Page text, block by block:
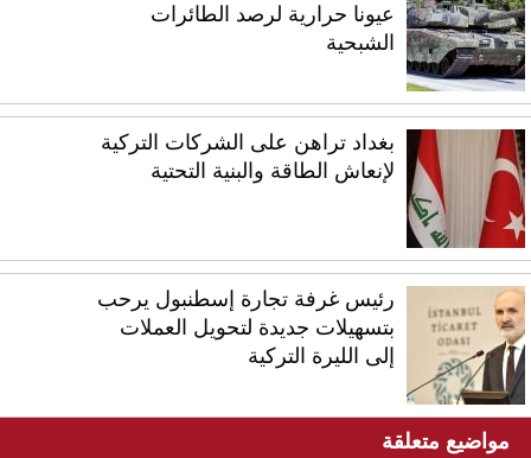
عيونا حرارية لرصد الطائرات
الشبحية
بغداد تراهن على الشركات التركية
لإنعاش الطاقة والبنية التحتية
رئيس غرفة تجارة إسطنبول يرحب
بتسهيلات جديدة لتحويل العملات
إلى الليرة التركية
مواضيع متعلقة